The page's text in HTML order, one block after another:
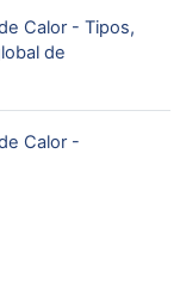
Calor - Tipos,
de
Calor -